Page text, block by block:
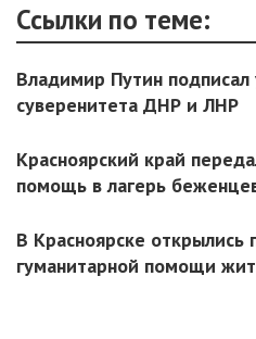
Ссылки по теме:
Владимир Путин подписал
суверенитета ДНР и ЛНР
Красноярский край
помощь в лагерь
В Красноярске открылись
гуманитарной помощи